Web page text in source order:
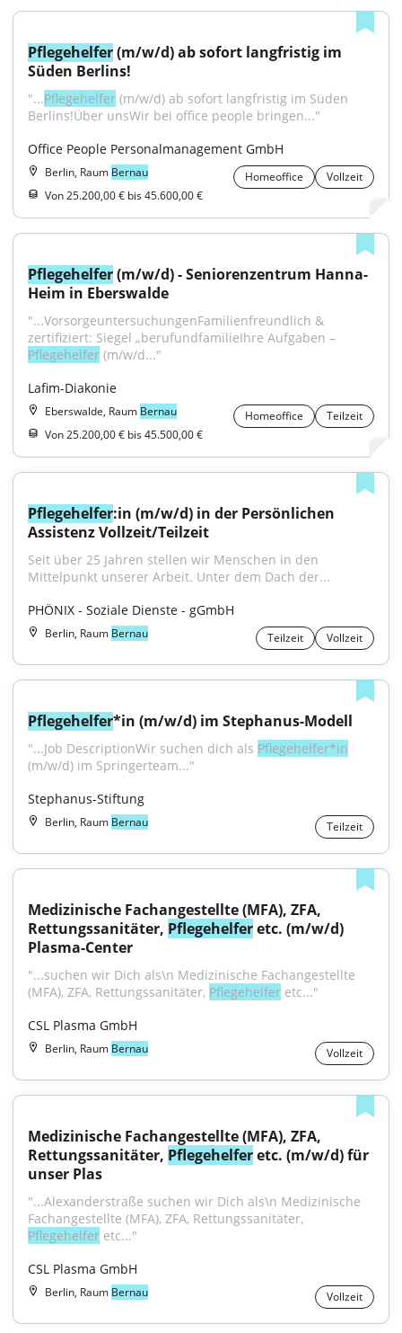
Pflegehelfer (m/w/d) ab sofort langfristig im
Süden Berlins!
"...Pflegehelfer (m/w/d) ab sofort langfristig im Süden
Berlins!Über unsWir bei office people bringen..."
Office People Personalmanagement GmbH
Berlin, Raum Bernau Homeoffice
Vollzeit
Von 25.200,00 € bis 45.600,00 €
Pflegehelfer (m/w/d) - Seniorenzentrum Hanna-
Heim in Eberswalde
"...VorsorgeuntersuchungenFamilienfreundlich &
Pflegehelfer (m/w/d..."
Lafim-Diakonie
Eberswalde, Raum Bernau Homeoffice
Teilzeit
Von 25.200,00 € bis 45.500,00 €
Pflegehelfer:in (m/w/d) in der Persönlichen
Assistenz Vollzeit/Teilzeit
Seit über 25 Jahren stellen wir Menschen in den
Mittelpunkt unserer Arbeit. Unter dem Dach der...
PHÖNIX - Soziale Dienste - gGmbH
Berlin, Raum Bernau Teilzeit Vollzeit
Pflegehelfer*in (m/w/d) im Stephanus-Modell
"...Job DescriptionWir suchen dich als Pflegehelfer*in
(m/w/d) im Springerteam..."
Stephanus-Stiftung
Berlin, Raum Bernau Teilzeit
Medizinische Fachangestellte (MFA), ZFA,
Rettungssanitäter, Pflegehelfer etc. (m/w/d)
Plasma-Center
"...suchen wir Dich als\n Medizinische Fachangestellte
(MFA), ZFA, Rettungssanitäter, Pflegehelfer etc..."
CSL Plasma GmbH
Berlin, Raum Bernau Vollzeit
Medizinische Fachangestellte (MFA), ZFA,
Rettungssanitäter, Pflegehelfer etc. (m/w/d) für
unser Plas
"...Alexanderstraße suchen wir Dich als\n Medizinische
Pflegehelfer etc..."
CSL Plasma GmbH
Berlin, Raum Bernau Vollzeit